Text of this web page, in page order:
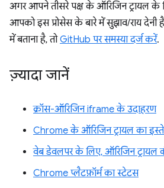
अगर आपने तीसरे पक्ष के ऑरिजिन ट्रायल के
आपको इस प्रोसेस के बारे में सुझाव/राय देनी
में बताना है, तोGitHub पर समस्या दर्ज करें.
ज़्यादा जानें
क्रॉस-ऑरिजिन iframe के उदाहरण
Chrome के ऑरिजिन ट्रायल का
वेब डेवलपर के लिए, ऑरिजिन ट्रायल
Chrome प्लैटफ़ॉर्म का स्टेटस